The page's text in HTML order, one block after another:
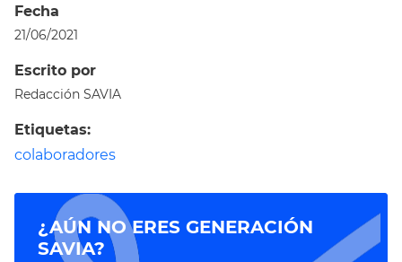
Fecha
21/06/2021
Escrito por
Redacción SAVIA
Etiquetas:
colaboradores
¿AÚN NO ERES GENERACIÓN
SAVIA?